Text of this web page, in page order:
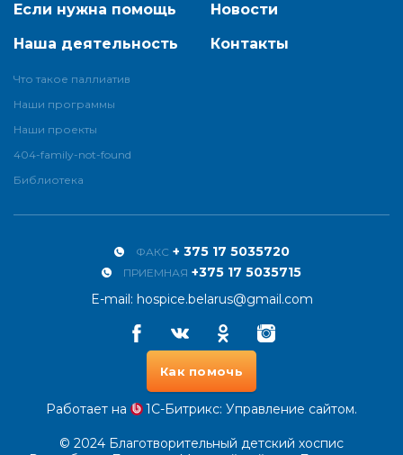
Если нужна помощь
Наша деятельность
Что такое паллиатив
Наши программы
Наши проекты
404-family-not-found
Библиотека
Новости
Контакты
ФАКС + 375 17 5035720
ПРИЕМНАЯ +375 17 5035715
E-mail: hospice.belarus@gmail.com
FacebookVkontakteOdnoklassnikiInstagram
Как помочь
Работает на 1С-Битрикс: Управление сайтом.
© 2024 Благотворительный детский хоспис